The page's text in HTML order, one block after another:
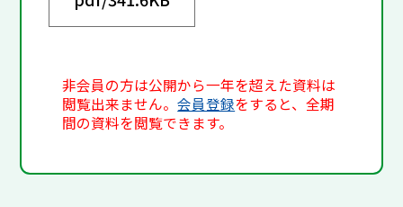
非会員の方は公開から一年を超えた資料は
閲覧出来ません。会員登録をすると、全期
間の資料を閲覧できます。